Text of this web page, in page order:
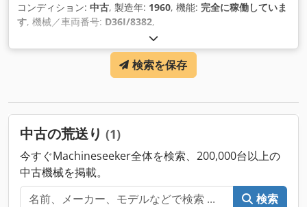
コンディション: 中古, 製造年: 1960, 機能: 完全に稼働していま
す, 機械／車両番号: D36I/8382,
検索を保存
中古の荒送り (1)
今すぐMachineseeker全体を検索、200,000台以上の
中古機械を掲載。
検索